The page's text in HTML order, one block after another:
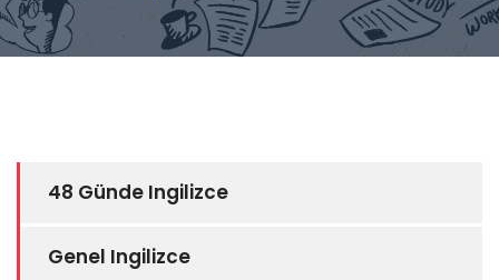
48 Günde Ingilizce
Genel Ingilizce